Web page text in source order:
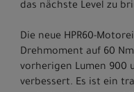
das nächste Level zu
Die neue HPR60-
Drehmoment auf 60
vorherigen Lumen 900
verbessert. Es ist ein